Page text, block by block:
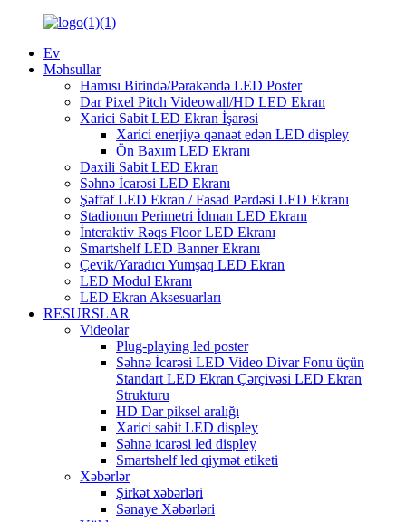
Ev
Məhsullar
Hamısı Birində/Pərakəndə LED Poster
Dar Pixel Pitch Videowall/HD LED Ekran
Xarici Sabit LED Ekran İşarəsi
Xarici enerjiyə qənaət edən LED displey
Ön Baxım LED Ekranı
Daxili Sabit LED Ekran
Səhnə İcarəsi LED Ekranı
Şəffaf LED Ekran / Fasad Pərdəsi LED Ekranı
Stadionun Perimetri İdman LED Ekranı
İnteraktiv Rəqs Floor LED Ekranı
Smartshelf LED Banner Ekranı
Çevik/Yaradıcı Yumşaq LED Ekran
LED Modul Ekranı
LED Ekran Aksesuarları
RESURSLAR
Videolar
Plug-playing led poster
Səhnə İcarəsi LED Video Divar Fonu üçün
Standart LED Ekran Çərçivəsi LED Ekran
Strukturu
HD Dar piksel aralığı
Xarici sabit LED displey
Səhnə icarəsi led displey
Smartshelf led qiymət etiketi
Xəbərlər
Şirkət xəbərləri
Sənaye Xəbərləri